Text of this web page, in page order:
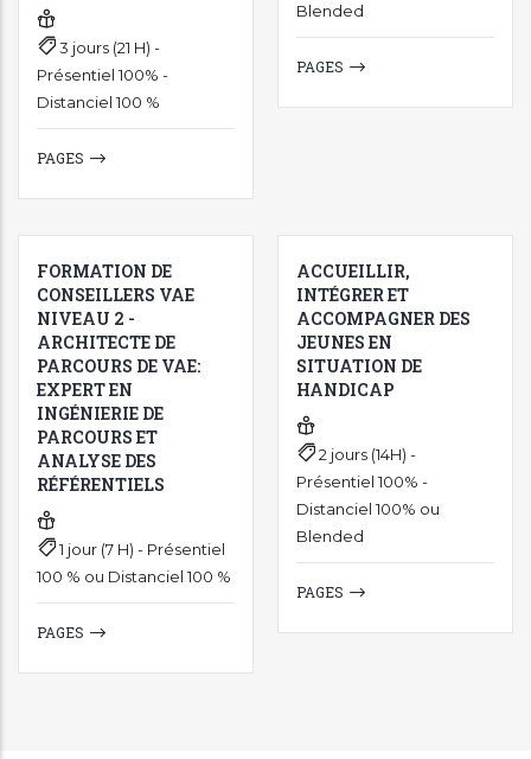
3 jours (21 H) -
Présentiel 100% -
Distanciel 100 %
PAGES
Blended
PAGES
FORMATION DE
CONSEILLERS VAE
NIVEAU 2 -
ARCHITECTE DE
PARCOURS DE VAE:
EXPERT EN
INGÉNIERIE DE
PARCOURS ET
ANALYSE DES
RÉFÉRENTIELS
1 jour (7 H) - Présentiel
100 % ou Distanciel 100 %
PAGES
ACCUEILLIR,
INTÉGRER ET
ACCOMPAGNER DES
JEUNES EN
SITUATION DE
HANDICAP
2 jours (14H) -
Présentiel 100% -
Distanciel 100% ou
Blended
PAGES